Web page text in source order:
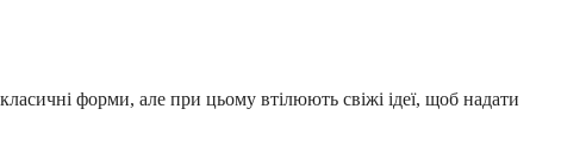
форми, але при цьому втілюють свіжі ідеї, щоб надати